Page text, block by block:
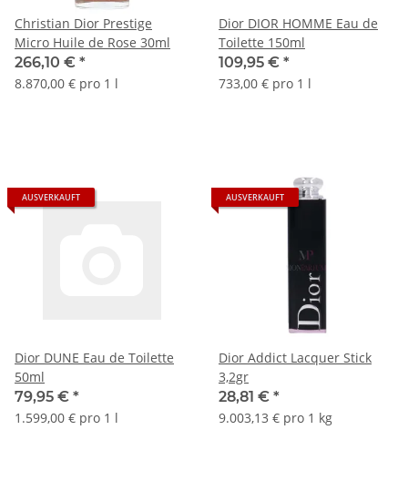
Christian Dior Prestige
Micro Huile de Rose 30ml
266,10 € *
8.870,00 € pro 1 l
Dior DIOR HOMME Eau de
Toilette 150ml
109,95 € *
733,00 € pro 1 l
AUSVERKAUFT
Dior DUNE Eau de Toilette
50ml
79,95 € *
1.599,00 € pro 1 l
AUSVERKAUFT
Dior Addict Lacquer Stick
3,2gr
28,81 € *
9.003,13 € pro 1 kg